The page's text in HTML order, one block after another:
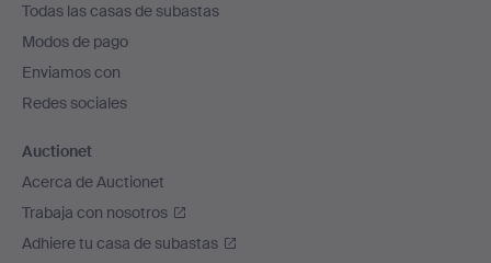
pie
de
página
Todas las casas de subastas
Modos de pago
Enviamos con
Redes sociales
Auctionet
Acerca de Auctionet
Trabaja con nosotros
Adhiere tu casa de subastas